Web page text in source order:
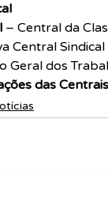
– Central da
Central
Geral dos
das